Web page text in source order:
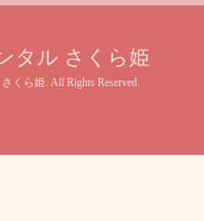
タル さくら姫
くら姫. All Rights Reserved.